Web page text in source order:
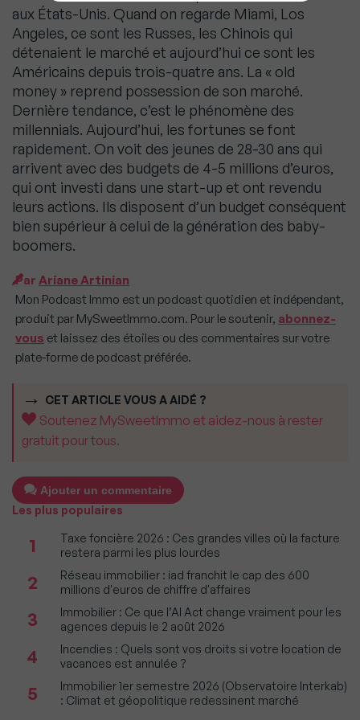
aux États-Unis. Quand on regarde Miami, Los
Angeles, ce sont les Russes, les Chinois qui
détenaient le marché et aujourd’hui ce sont les
Américains depuis trois-quatre ans. La « old
money » reprend possession de son marché.
Dernière tendance, c’est le phénomène des
millennials. Aujourd’hui, les fortunes se font
rapidement. On voit des jeunes de 28-30 ans qui
arrivent avec des budgets de 4-5 millions d’euros,
qui ont investi dans une start-up et ont revendu
leurs actions. Ils disposent d’un budget conséquent
bien supérieur à celui de la génération des baby-
boomers.
ParAriane Artinian
Mon Podcast Immo est un podcast quotidien et indépendant,
produit par MySweetImmo.com. Pour le soutenir, abonnez-
vous et laissez des étoiles ou des commentaires sur votre
plate-forme de podcast préférée.
CET ARTICLE VOUS A AIDÉ ?
Soutenez MySweetImmo et aidez-nous à rester
gratuit pour tous.
Ajouter un commentaire
Les plus populaires
1
Taxe foncière 2026 : Ces grandes villes où la facture
restera parmi les plus lourdes
2
Réseau immobilier : iad franchit le cap des 600
millions d'euros de chiffre d'affaires
3
Immobilier : Ce que l’AI Act change vraiment pour les
agences depuis le 2 août 2026
4
Incendies : Quels sont vos droits si votre location de
vacances est annulée ?
5
Immobilier 1er semestre 2026 (Observatoire Interkab)
: Climat et géopolitique redessinent marché